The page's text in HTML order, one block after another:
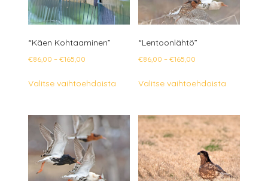
“Käen Kohtaaminen”
€86,00 – €165,00
-
Valitse vaihtoehdoista tuotteella
muunnelma.
Voit
tehdä
valinnat
tuotteen
“Lentoonlähtö”
€86,00 – €165,00
-
Valitse vaihtoehdoista
Voit
tehdä
valinnat
tuotteen